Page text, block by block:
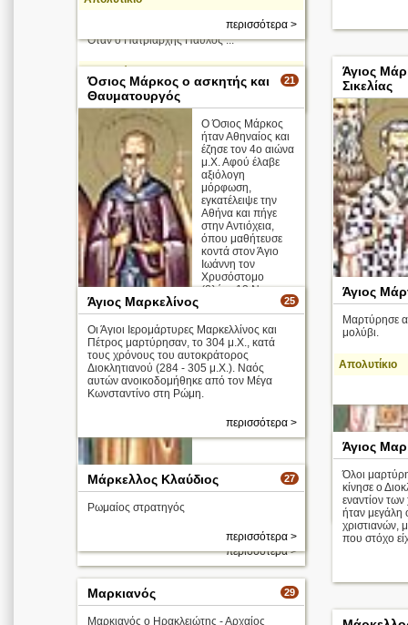
βασιλέως Κωνσταντίου (337 - 349 μ.Χ.).
Όταν ο Πατριάρχης Παύλος ...
περισσότερα >
Άγιος
Σικελίας
Απολυτίκιο
21
Όσιος Μάρκος ο ασκητής και
Θαυματουργός
Ο Όσιος Μάρκος
ήταν Αθηναίος και
έζησε τον 4ο αιώνα
μ.Χ. Αφού έλαβε
αξιόλογη
μόρφωση,
εγκατέλειψε την
Αθήνα και πήγε
στην Αντιόχεια,
όπου μαθήτευσε
κοντά στον Άγιο
Ιωάννη τον
Χρυσόστομο
(βλέπε 13 Νοεμ ...
περισσότερα >
Άγιος
Μαρτύρησε
μολύβι.
Απολυτίκιο
25
Άγιος Μαρκελίνος
Οι Άγιοι Ιερομάρτυρες Μαρκελλίνος και
Πέτρος μαρτύρησαν, το 304 μ.Χ., κατά
τους χρόνους του αυτοκράτορος
Διοκλητιανού (284 - 305 μ.Χ.). Ναός
αυτών ανοικοδομήθηκε από τον Μέγα
Κωνσταντίνο στη Ρώμη.
περισσότερα >
Άγιος
Όλοι
κίνησε ο
εναντίον των
ήταν
χριστιανών,
που στόχο
27
Μάρκελλος Κλαύδιος
Ρωμαίος στρατηγός
περισσότερα >
29
Μαρκιανός
Μαρκιανός ο Ηρακλειώτης - Αρχαίος